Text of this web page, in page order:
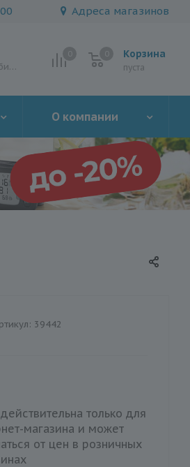
Адреса магазинов
Корзина
пуста
Мой кабинет
О компании
39442
только для
магазина и может
от цен в розничных